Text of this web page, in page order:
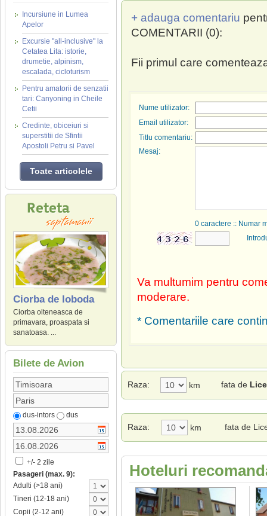
Incursiune in Lumea
Apelor
Excursie "all-inclusive" la
Cetatea Lita: istorie,
drumetie, alpinism,
escalada, cicloturism
Pentru amatorii de senzatii
tari: Canyoning in Cheile
Cetii
Credinte, obiceiuri si
superstitii de Sfintii
Apostoli Petru si Pavel
Toate articolele
Ciorba de loboda
Ciorba olteneasca de
primavara, proaspata si
sanatoasa. ...
Bilete de Avion
dus-intors dus
+/- 2 zile
Pasageri (max. 9):
Adulti (>18 ani)
Tineri (12-18 ani)
Copii (2-12 ani)
+ adauga comentariu
COMENTARII (0):
Fii primul care
Nume utilizator:
Email utilizator:
Titlu comentariu:
Mesaj:
0 caractere :: Numar
Va multumim pentru
moderare.
* Comentariile care
Raza: km fata de
Raza: km fata de
Hoteluri